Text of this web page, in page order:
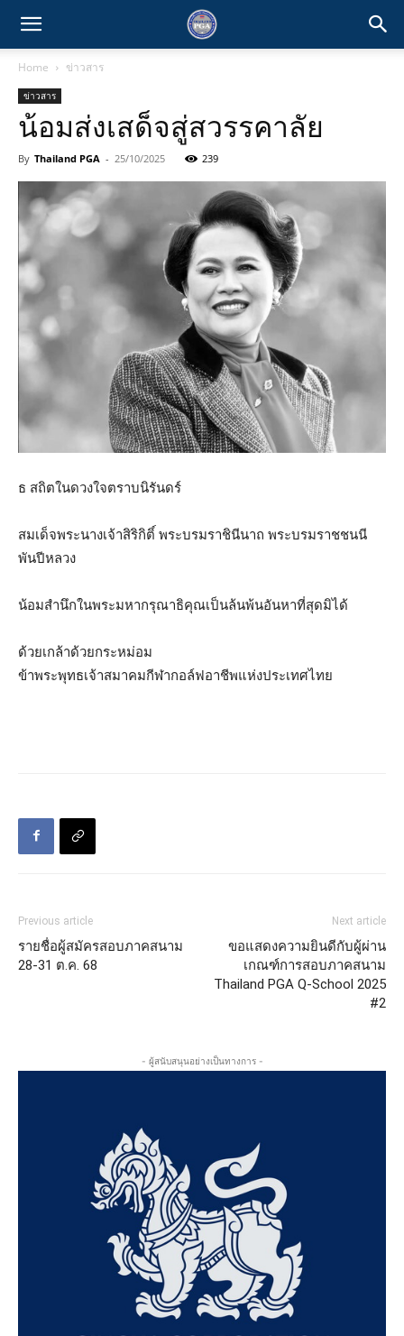
Home ข่าวสาร
ข่าวสาร
น้อมส่งเสด็จสู่สวรรคาลัย
By Thailand PGA - 25/10/2025 239
ธ สถิตในดวงใจตราบนิรันดร์
สมเด็จพระนางเจ้าสิริกิติ์ พระบรมราชินีนาถ พระบรมราชชนนี
พันปีหลวง
น้อมสำนึกในพระมหากรุณาธิคุณเป็นล้นพ้นอันหาที่สุดมิได้
ด้วยเกล้าด้วยกระหม่อม
ข้าพระพุทธเจ้าสมาคมกีฬากอล์ฟอาชีพแห่งประเทศไทย
Previous article
รายชื่อผู้สมัครสอบภาคสนาม
28-31 ต.ค. 68
Next article
ขอแสดงความยินดีกับผู้ผ่าน
เกณฑ์การสอบภาคสนาม
Thailand PGA Q-School 2025
#2
- ผู้สนับสนุนอย่างเป็นทางการ -